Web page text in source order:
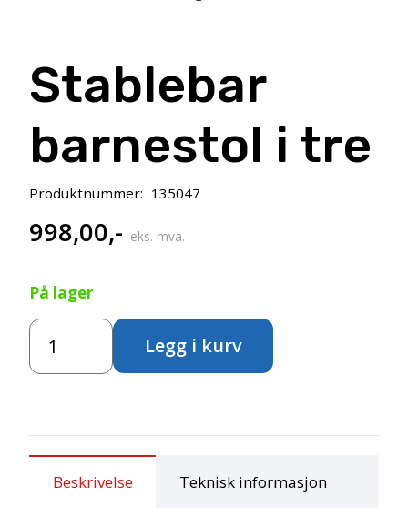
Stablebar
barnestol i tre
Produktnummer: 135047
998,00,- eks. mva.
På lager
Stablebar
barnestol
i
Legg i kurv
Beskrivelse Teknisk informasjon